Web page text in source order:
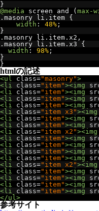
}
@media screen and ( max-
. masonry li . item {
width : 48% ;
}
. masonry li . item . x2 ,
. masonry li . item . x3 {
width : 98% ;
}
}
htmlの記述
<ul class="masonry">
<li
class="item"><img
<li
class="item"><img
<li
class="item"><img
<li
class="item"><img
<li
class="item x3"><img
<li
class="item"><img
<li
class="item"><img
<li
class="item x2"><img
<li
class="item"><img
<li
class="item"><img
<li
class="item"><img
<li
class="item"><img
<li
class="item x2"><img
<li
class="item"><img
<li
class="item"><img
<li
class="item"><img
<li
class="item"><img
</ul>
参考サイト